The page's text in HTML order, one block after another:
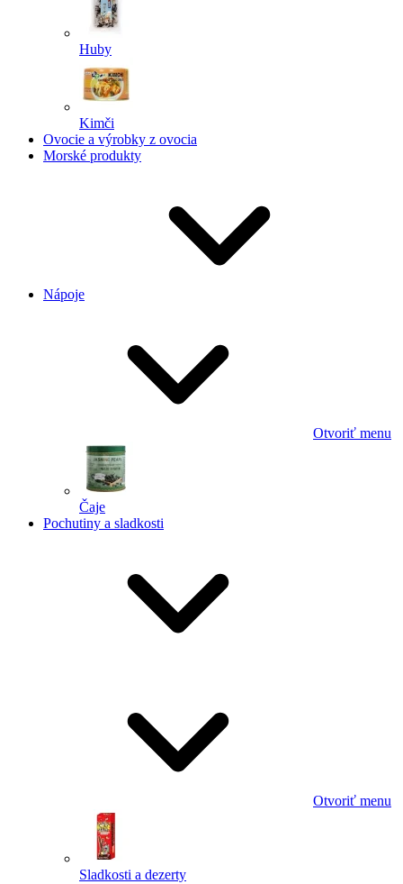
Huby
Kimči
Ovocie a výrobky z ovocia
Morské produkty
Nápoje
Otvoriť menu
Čaje
Pochutiny a sladkosti
Otvoriť menu
Sladkosti a dezerty